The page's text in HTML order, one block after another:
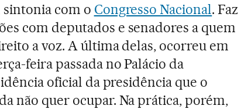
sintonia com o Congresso Nacional. Faz
com deputados e senadores a quem
a voz. A última delas, ocorreu em
feira passada no Palácio da
oficial da presidência que o
não quer ocupar. Na prática, porém,